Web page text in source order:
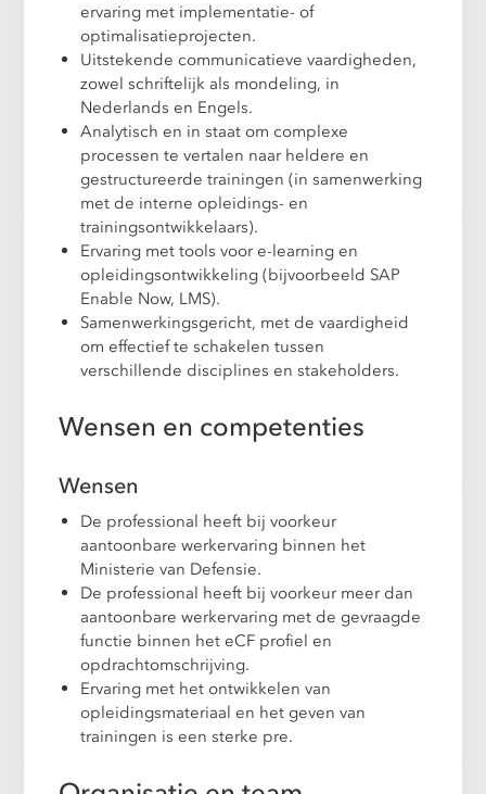
ervaring met implementatie- of
optimalisatieprojecten.
Uitstekende communicatieve vaardigheden,
zowel schriftelijk als mondeling, in
Nederlands en Engels.
Analytisch en in staat om complexe
processen te vertalen naar heldere en
gestructureerde trainingen (in samenwerking
met de interne opleidings- en
trainingsontwikkelaars).
Ervaring met tools voor e-learning en
opleidingsontwikkeling (bijvoorbeeld SAP
Enable Now, LMS).
Samenwerkingsgericht, met de vaardigheid
om effectief te schakelen tussen
verschillende disciplines en stakeholders.
Wensen en competenties
Wensen
De professional heeft bij voorkeur
aantoonbare werkervaring binnen het
Ministerie van Defensie.
De professional heeft bij voorkeur meer dan
aantoonbare werkervaring met de gevraagde
functie binnen het eCF profiel en
opdrachtomschrijving.
Ervaring met het ontwikkelen van
opleidingsmateriaal en het geven van
trainingen is een sterke pre.